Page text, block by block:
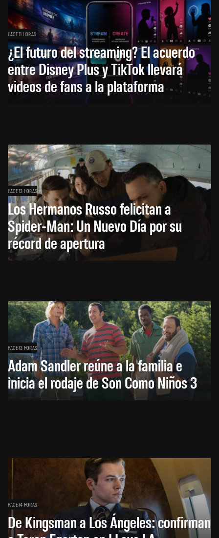
HACE 11 HORAS
¿El futuro del streaming? El acuerdo
entre Disney Plus y TikTok llevará
videos de fans a la plataforma
HACE 13 HORAS
Los Hermanos Russo felicitan a
Spider-Man: Un Nuevo Día por su
récord de apertura
HACE 13 HORAS
Adam Sandler reúne a la familia e
inicia el rodaje de Son Como Niños 3
HACE 14 HORAS
De Kingsman a Los Ángeles: confirman